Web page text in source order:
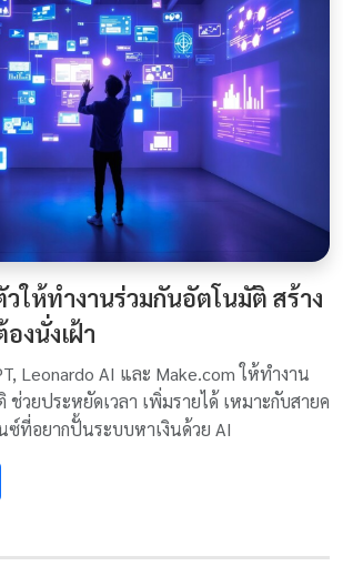
ให้ทำงานร่วมกันอัตโนมัติ สร้าง
งนั่งเฝ้า
Leonardo AI และ Make.com ให้ทำงาน
วยประหยัดเวลา เพิ่มรายได้ เหมาะกับสายค
ซ์ที่อยากปั้นระบบหาเงินด้วย AI